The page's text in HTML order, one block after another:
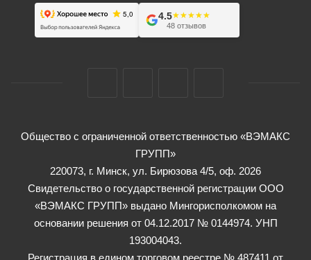
4.5★★★★★
★★★★★
48 отзывов
Общество с ограниченной ответственностью «ВЭМАКС
ГРУПП»
220073, г. Минск, ул. Бирюзова 4/5, оф. 2026
Свидетельство о государственной регистрации ООО
«ВЭМАКС ГРУПП» выдано Мингорисполкомом на
основании решения от 04.12.2017 № 0144974. УНП
193004043.
Регистрация в едином торговом реестре № 487411 от